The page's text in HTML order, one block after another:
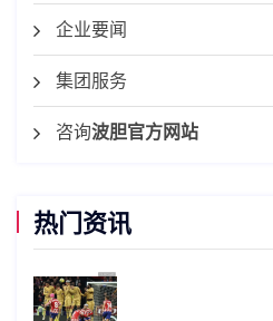
企业要闻
集团服务
咨询波胆官方网站
热门资讯